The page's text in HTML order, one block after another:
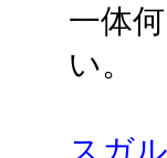
一体
い。
スガ